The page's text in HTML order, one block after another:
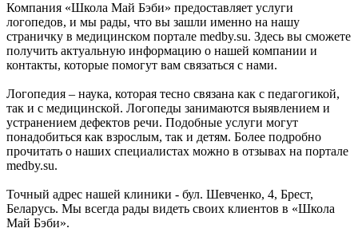
Компания «Школа Май Бэби» предоставляет услуги
логопедов, и мы рады, что вы зашли именно на нашу
страничку в медицинском портале medby.su. Здесь вы сможете
получить актуальную информацию о нашей компании и
контакты, которые помогут вам связаться с нами.
Логопедия – наука, которая тесно связана как с педагогикой,
так и с медицинской. Логопеды занимаются выявлением и
устранением дефектов речи. Подобные услуги могут
понадобиться как взрослым, так и детям. Более подробно
прочитать о наших специалистах можно в отзывах на портале
medby.su.
Точный адрес нашей клиники - бул. Шевченко, 4, Брест,
Беларусь. Мы всегда рады видеть своих клиентов в «Школа
Май Бэби».